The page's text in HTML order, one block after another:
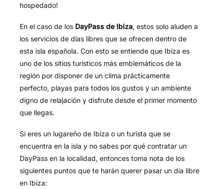
hospedado!
En el caso de los DayPass de Ibiza, estos solo aluden a
los servicios de días libres que se ofrecen dentro de
esta isla española. Con esto se entiende que Ibiza es
uno de los sitios turísticos más emblemáticos de la
región por disponer de un clima prácticamente
perfecto, playas para todos los gustos y un ambiente
digno de relajación y disfrute desde el primer momento
que llegas.
Si eres un lugareño de Ibiza o un turista que se
encuentra en la isla y no sabes por qué contratar un
DayPass en la localidad, entonces toma nota de los
siguientes puntos que te harán querer pasar un día libre
en Ibiza: